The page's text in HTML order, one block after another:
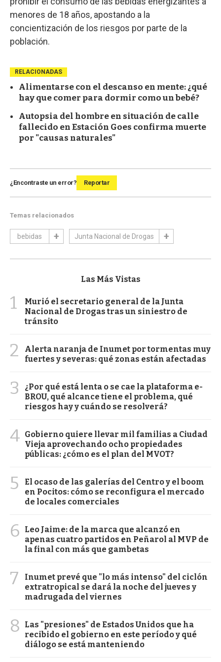
menores de 18 años, apostando a la
concientización de los riesgos por parte de la
población.
RELACIONADAS
Alimentarse con el descanso en mente: ¿qué
hay que comer para dormir como un bebé?
Autopsia del hombre en situación de calle
fallecido en Estación Goes confirma muerte
por "causas naturales"
¿Encontraste un error? Reportar
Temas relacionados
bebidas Junta Nacional de Drogas
Las Más Vistas
1
Murió el secretario general de la Junta
Nacional de Drogas tras un siniestro de
tránsito
2
Alerta naranja de Inumet por tormentas muy
fuertes y severas: qué zonas están afectadas
3
¿Por qué está lenta o se cae la plataforma e-
BROU, qué alcance tiene el problema, qué
riesgos hay y cuándo se resolverá?
4 Gobierno quiere llevar mil familias a Ciudad
Vieja aprovechando ocho propiedades
públicas: ¿cómo es el plan del MVOT?
5
El ocaso de las galerías del Centro y el boom
en Pocitos: cómo se reconfigura el mercado
de locales comerciales
6
Leo Jaime: de la marca que alcanzó en
apenas cuatro partidos en Peñarol al MVP de
la final con más que gambetas
7
Inumet prevé que "lo más intenso" del ciclón
extratropical se dará la noche del jueves y
madrugada del viernes
8
Las "presiones" de Estados Unidos que ha
recibido el gobierno en este período y qué
diálogo se está manteniendo